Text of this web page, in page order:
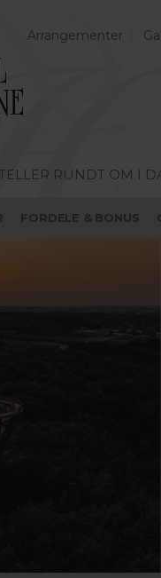
Arrangementer
RUNDT OM I
FORDELE & BONUS